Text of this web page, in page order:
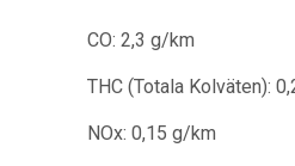
CO: 2,3 g/km
THC (Totala Kolväten):
NOx: 0,15 g/km